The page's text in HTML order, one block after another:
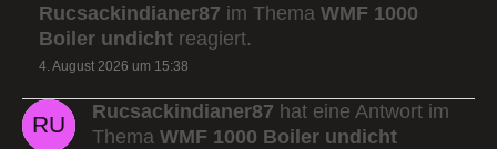
Rucsackindianer87 im Thema WMF 1000
Boiler undicht reagiert.
4. August 2026 um 15:38
Rucsackindianer87 hat eine Antwort im
Thema WMF 1000 Boiler undicht